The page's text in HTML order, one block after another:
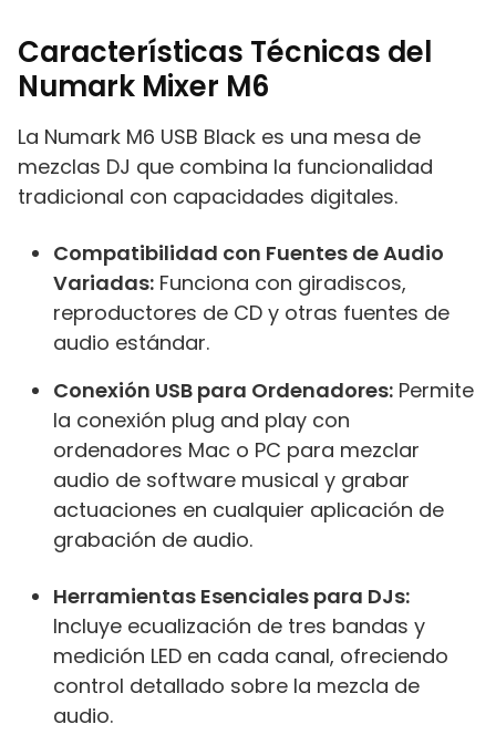
Características Técnicas del
Numark Mixer M6
La Numark M6 USB Black es una mesa de
mezclas DJ que combina la funcionalidad
tradicional con capacidades digitales.
Compatibilidad con Fuentes de Audio
Variadas: Funciona con giradiscos,
reproductores de CD y otras fuentes de
audio estándar.
Conexión USB para Ordenadores: Permite
la conexión plug and play con
ordenadores Mac o PC para mezclar
audio de software musical y grabar
actuaciones en cualquier aplicación de
grabación de audio.
Herramientas Esenciales para DJs:
Incluye ecualización de tres bandas y
medición LED en cada canal, ofreciendo
control detallado sobre la mezcla de
audio.